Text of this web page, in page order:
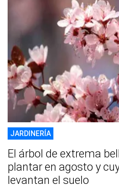
JARDINERÍA
El árbol de extrema
plantar en agosto y
levantan el suelo